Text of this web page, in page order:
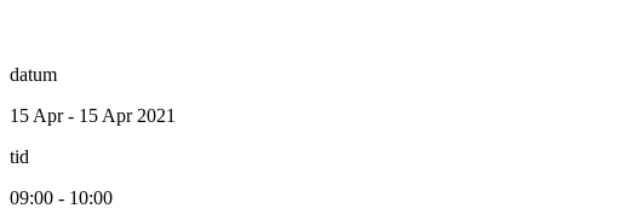
datum
15 Apr - 15 Apr 2021
tid
09:00 - 10:00